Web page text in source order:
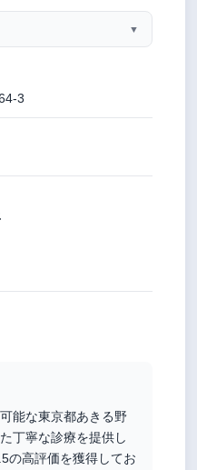
▼
3
能な東京都あきる野
丁寧な診療を提供し
の高評価を獲得してお